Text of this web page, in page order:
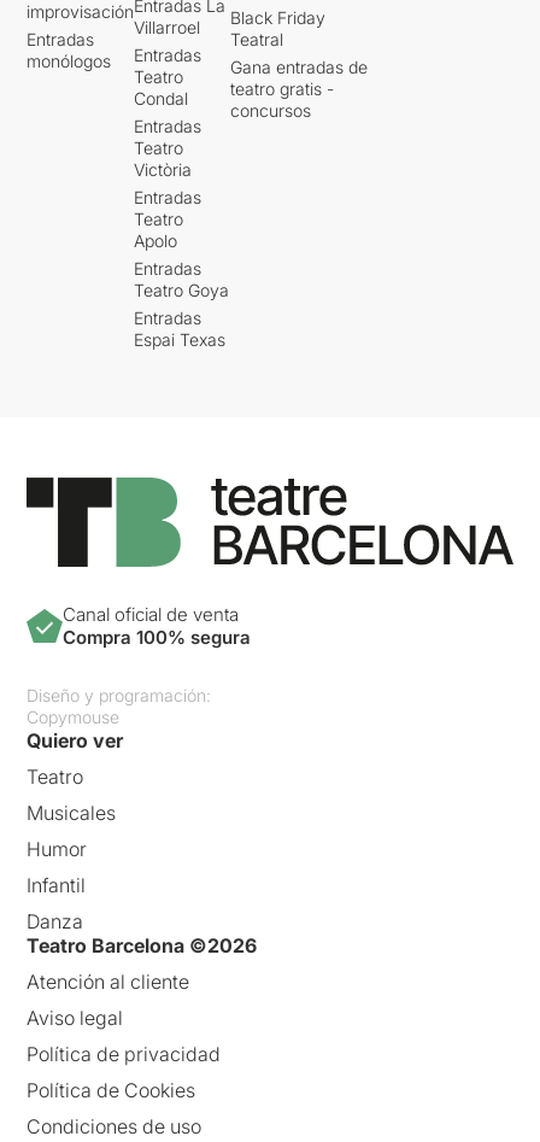
improvisación
Entradas
monólogos
Entradas La
Villarroel
Entradas
Teatro
Condal
Entradas
Teatro
Victòria
Entradas
Teatro
Apolo
Entradas
Teatro Goya
Entradas
Espai Texas
Black Friday
Teatral
Gana entradas de
teatro gratis -
concursos
Canal oficial de venta
Compra 100% segura
Diseño y programación:
Copymouse
Quiero ver
Teatro
Musicales
Humor
Infantil
Danza
Teatro Barcelona ©2026
Atención al cliente
Aviso legal
Política de privacidad
Política de Cookies
Condiciones de uso